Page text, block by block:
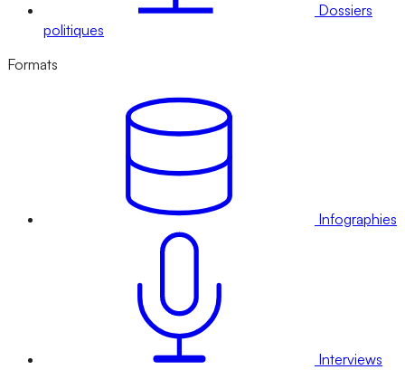
Dossiers
politiques
Formats
Infographies
Interviews